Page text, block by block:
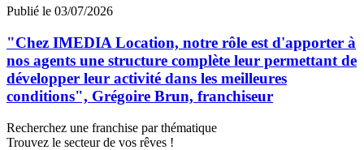
Publié le 03/07/2026
"Chez IMEDIA Location, notre rôle est d'apporter à
nos agents une structure complète leur permettant de
développer leur activité dans les meilleures
conditions", Grégoire Brun, franchiseur
Recherchez une franchise par thématique
Trouvez le secteur de vos rêves !